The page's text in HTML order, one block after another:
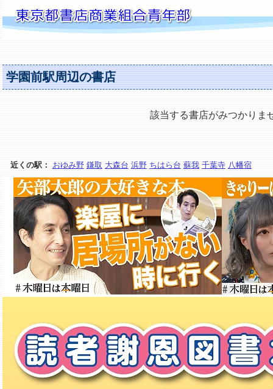
学園前駅周辺の書店
該当する書店がみつかりま
近くの駅： おゆみ野 鎌取 大森台 浜野 ちはら台 蘇我 千葉寺 八幡宿